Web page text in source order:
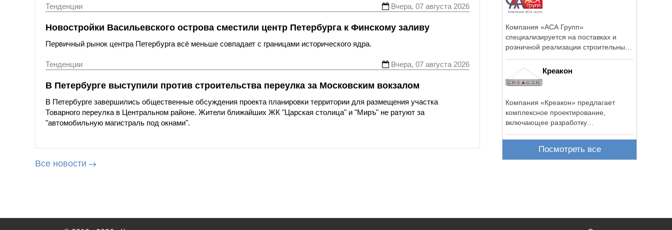
Тенденции Вчера, 07 августа 2026
Новостройки Васильевского острова сместили центр Петербурга к Финскому заливу
Первичный рынок центра Петербурга всё меньше совпадает с границами исторического ядра.
Тенденции Вчера, 07 августа 2026
В Петербурге выступили против строительства переулка за Московским вокзалом
В Петербурге завершились общественные обсуждения проекта планировки территории для размещения участка
Товарного переулка в Центральном районе. Жители ближайших ЖК "Царская столица" и "Миръ" не ратуют за
"автомобильную магистраль под окнами".
Все новости
Компания «АСА Групп»
специализируется на поставках и
розничной реализации строительных
Креакон
Компания «Креакон» предлагает
комплексное проектирование,
включающее разработку
Посмотреть все